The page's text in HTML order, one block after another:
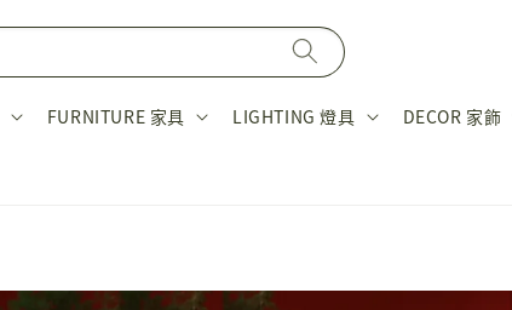
FURNITURE 家具 LIGHTING 燈具 DECOR 家飾